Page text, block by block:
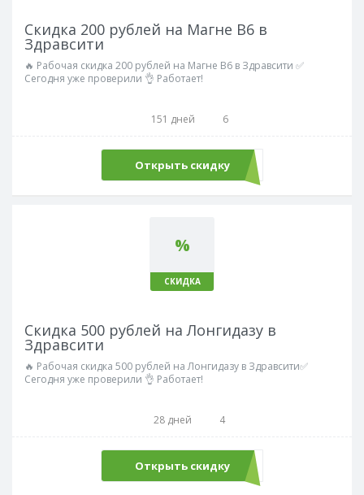
Скидка 200 рублей на Магне В6 в
Здравсити
🔥 Рабочая скидка 200 рублей на Магне В6 в Здравсити ✅
Сегодня уже проверили 👌 Работает!
151 дней 6
Открыть скидку
%
СКИДКА
Скидка 500 рублей на Лонгидазу в
Здравсити
🔥 Рабочая скидка 500 рублей на Лонгидазу в Здравсити✅
Сегодня уже проверили 👌 Работает!
28 дней 4
Открыть скидку